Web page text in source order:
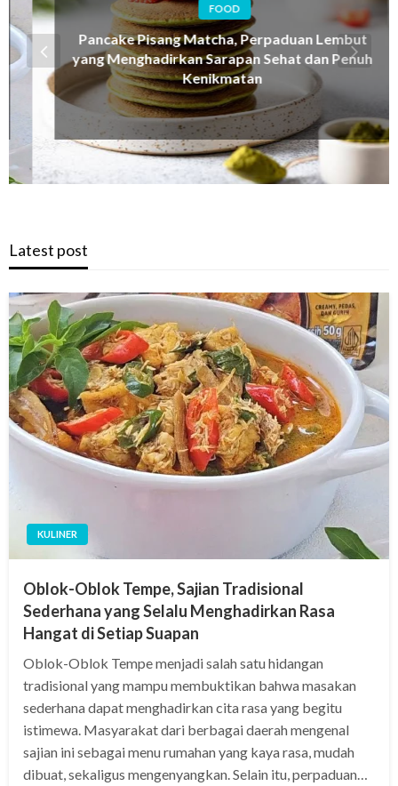
FOOD
Pancake Pisang Matcha, Perpaduan Lembut
yang Menghadirkan Sarapan Sehat dan Penuh
Kenikmatan
Latest post
KULINER
Oblok-Oblok Tempe, Sajian Tradisional
Sederhana yang Selalu Menghadirkan Rasa
Hangat di Setiap Suapan
Oblok-Oblok Tempe menjadi salah satu hidangan
tradisional yang mampu membuktikan bahwa masakan
sederhana dapat menghadirkan cita rasa yang begitu
istimewa. Masyarakat dari berbagai daerah mengenal
sajian ini sebagai menu rumahan yang kaya rasa, mudah
dibuat, sekaligus mengenyangkan. Selain itu, perpaduan…